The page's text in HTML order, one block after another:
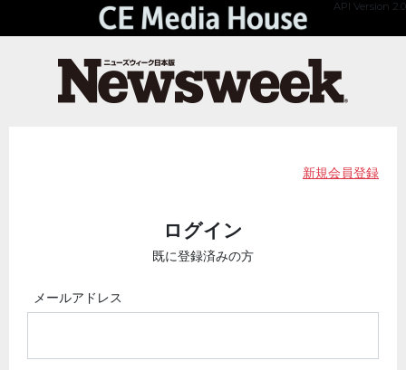
API Version 2.0
新規会員登録
ログイン
既に登録済みの方
メールアドレス